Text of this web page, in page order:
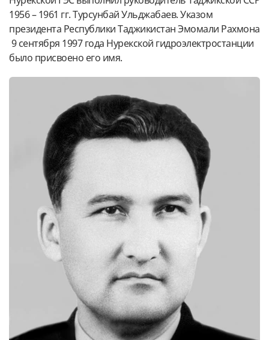
1956 – 1961 гг. Турсунбай Ульджабаев. Указом
президента Республики Таджикистан Эмомали Рахмона
9 сентября 1997 года Нурекской гидроэлектростанции
было присвоено его имя.